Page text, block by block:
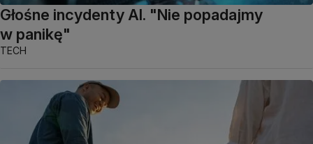
Głośne incydenty AI. "Nie popadajmy
w panikę"
TECH